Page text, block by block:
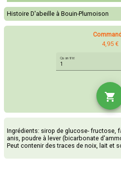
Histoire D'abeille à Bouin-Plumoison
4,95 €
Quantité
shopping_cart
Ingrédients: sirop de glucose- fructose,
anis, poudre à lever (bicarbonate
Peut contenir des traces de noix, lait et